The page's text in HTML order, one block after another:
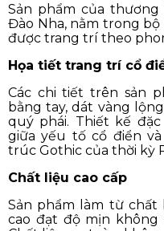
Sản phẩm của
Đào Nha, nằm trong bộ
được trang trí theo
Họa tiết trang trí cổ
Các chi tiết trên sản
bằng tay, dát vàng
quý phái. Thiết kế
giữa yếu tố cổ điển
trúc Gothic của thời kỳ
Chất liệu cao cấp
Sản phẩm làm từ
cao đạt độ mịn